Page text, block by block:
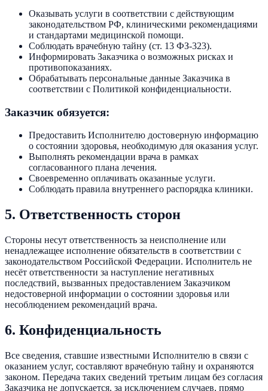
Оказывать услуги в соответствии с действующим
законодательством РФ, клиническими рекомендациями
и стандартами медицинской помощи.
Соблюдать врачебную тайну (ст. 13 ФЗ-323).
Информировать Заказчика о возможных рисках и
противопоказаниях.
Обрабатывать персональные данные Заказчика в
соответствии с Политикой конфиденциальности.
Заказчик обязуется:
Предоставить Исполнителю достоверную информацию
о состоянии здоровья, необходимую для оказания услуг.
Выполнять рекомендации врача в рамках
согласованного плана лечения.
Своевременно оплачивать оказанные услуги.
Соблюдать правила внутреннего распорядка клиники.
5. Ответственность сторон
Стороны несут ответственность за неисполнение или
ненадлежащее исполнение обязательств в соответствии с
законодательством Российской Федерации. Исполнитель не
несёт ответственности за наступление негативных
последствий, вызванных предоставлением Заказчиком
недостоверной информации о состоянии здоровья или
несоблюдением рекомендаций врача.
6. Конфиденциальность
Все сведения, ставшие известными Исполнителю в связи с
оказанием услуг, составляют врачебную тайну и охраняются
законом. Передача таких сведений третьим лицам без согласия
Заказчика не допускается, за исключением случаев, прямо